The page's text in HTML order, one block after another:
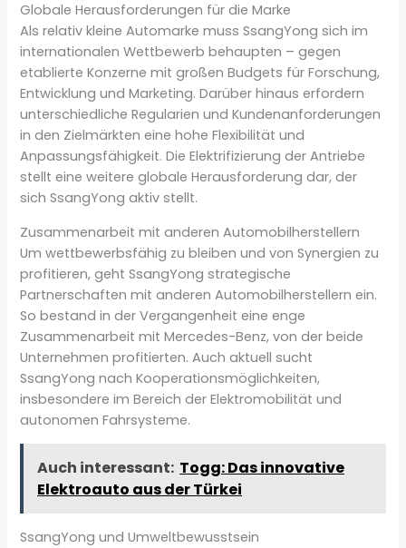
Globale Herausforderungen für die Marke
Als relativ kleine Automarke muss SsangYong sich im
internationalen Wettbewerb behaupten – gegen
etablierte Konzerne mit großen Budgets für Forschung,
Entwicklung und Marketing. Darüber hinaus erfordern
unterschiedliche Regularien und Kundenanforderungen
in den Zielmärkten eine hohe Flexibilität und
Anpassungsfähigkeit. Die Elektrifizierung der Antriebe
stellt eine weitere globale Herausforderung dar, der
sich SsangYong aktiv stellt.
Zusammenarbeit mit anderen Automobilherstellern
Um wettbewerbsfähig zu bleiben und von Synergien zu
profitieren, geht SsangYong strategische
Partnerschaften mit anderen Automobilherstellern ein.
So bestand in der Vergangenheit eine enge
Zusammenarbeit mit Mercedes-Benz, von der beide
Unternehmen profitierten. Auch aktuell sucht
SsangYong nach Kooperationsmöglichkeiten,
insbesondere im Bereich der Elektromobilität und
autonomen Fahrsysteme.
Auch interessant: Togg: Das innovative
Elektroauto aus der Türkei
SsangYong und Umweltbewusstsein